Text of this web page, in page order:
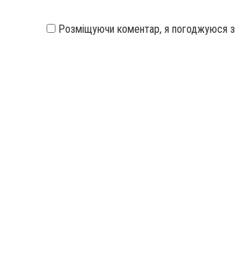
Розміщуючи коментар, я погоджуюся з